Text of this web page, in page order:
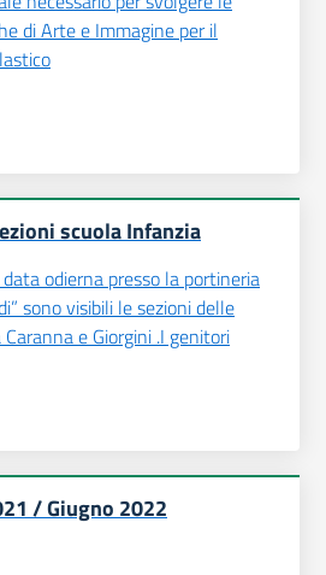
di Arte e Immagine per il
scuola Infanzia
odierna presso la portineria
sono visibili le sezioni delle
e Giorgini .I genitori
/ Giugno 2022